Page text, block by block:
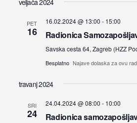
datum.
PET
16
16.02.2024 @ 13:00 - 15:00
Radionica
Savska cesta 64, Zagreb (HZZ
Besplatno Najave dolaska za ovu
travanj 2024
SRI
24
24.04.2024 @ 08:00 - 10:00
Radionica